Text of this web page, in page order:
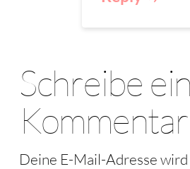
Schreibe
Kommentar
Deine E-Mail-Adresse